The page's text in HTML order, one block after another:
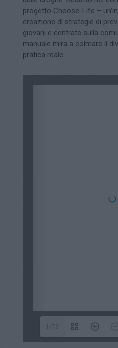
progetto Choose-Life –
creazione di strategie di
giovani e centrate sulla
manuale mira a colmare il
pratica reale.
1/73